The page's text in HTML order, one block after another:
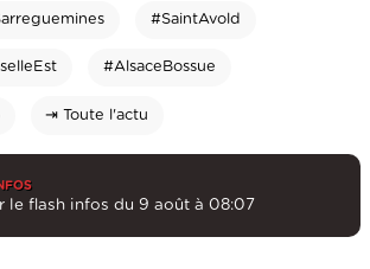
#SaintAvold
#AlsaceBossue
⇥ Toute l'actu
le flash infos du 9 août à 08:07